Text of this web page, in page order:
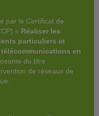
par le Certificat de
« Réaliser les
particuliers et
en
du titre
de réseaux de